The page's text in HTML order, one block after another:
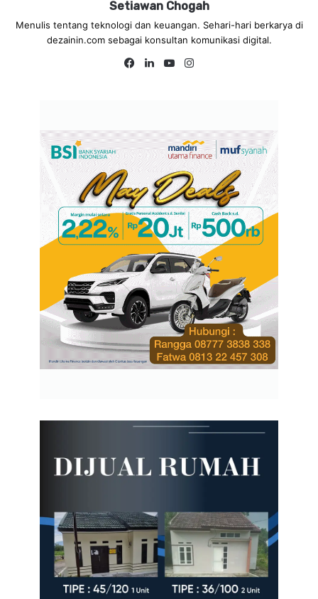
Setiawan Chogah
Menulis tentang teknologi dan keuangan. Sehari-hari berkarya di
dezainin.com sebagai konsultan komunikasi digital.
Fa
Lin
Yo